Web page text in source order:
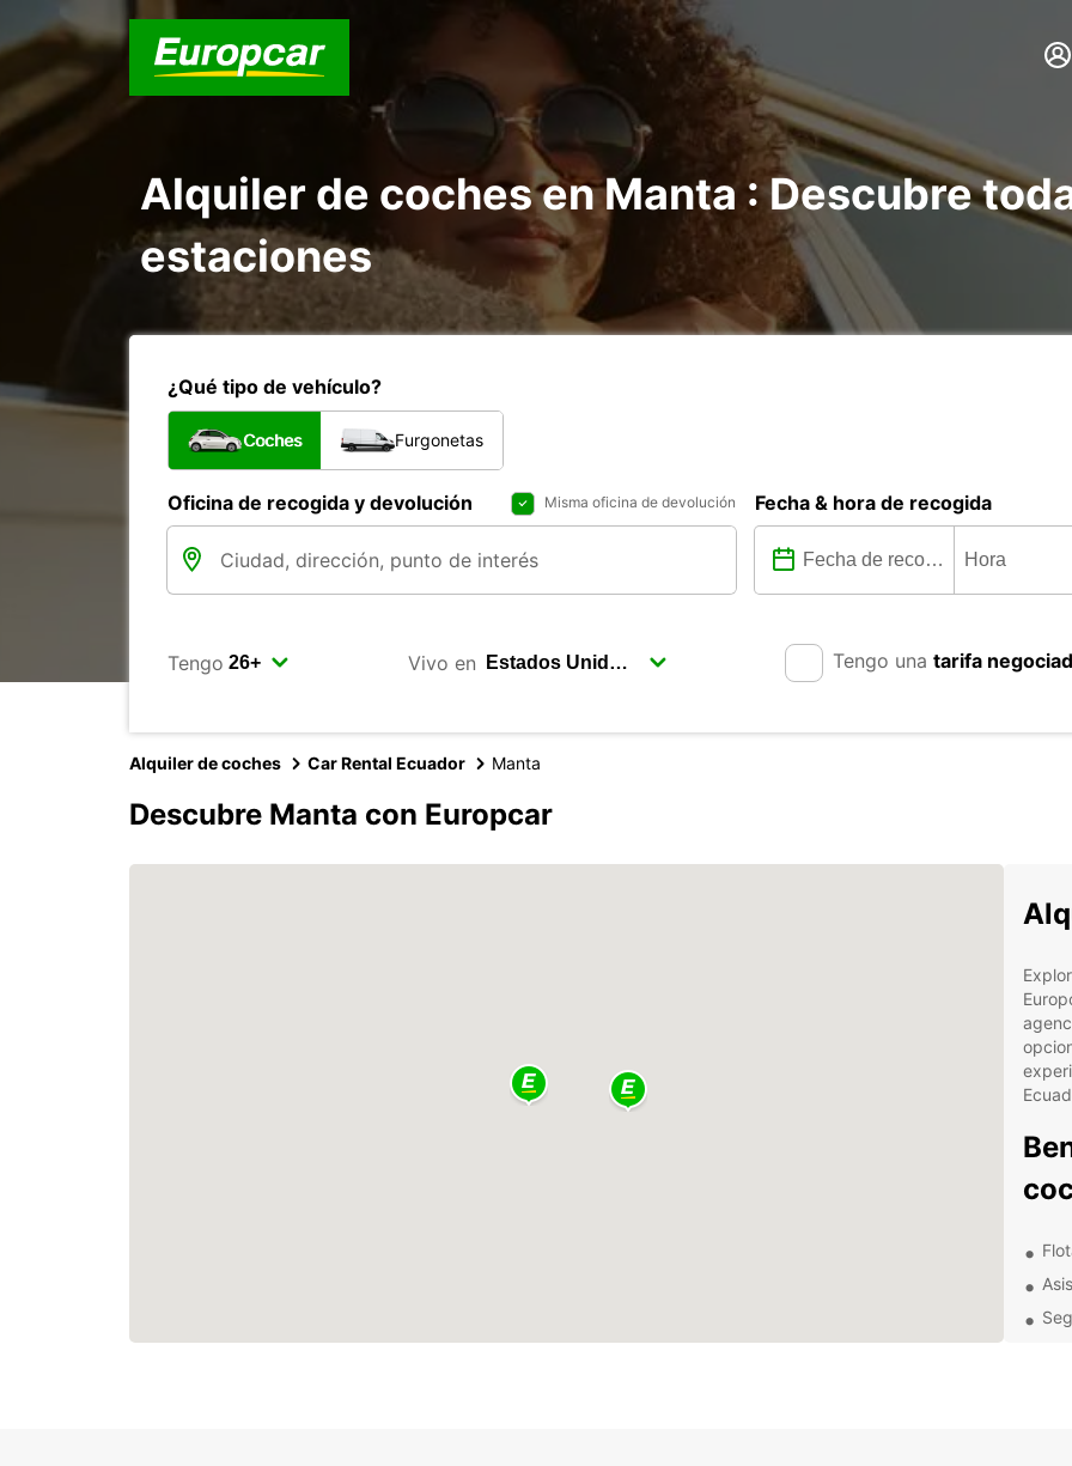
Alquiler de coches en Manta : Descubre
estaciones
¿Qué tipo de vehículo?
Coches Furgonetas
Oficina de recogida y devolución Misma oficina de devolución Fecha & hora de recogida
Tengo Vivo en Tengo una tarifa
Alquiler de coches Car Rental Ecuador Manta
Descubre Manta con Europcar